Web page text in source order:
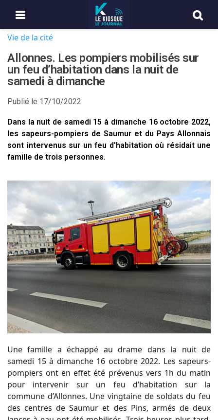
Vie de la cité
Allonnes. Les pompiers mobilisés sur
un feu d’habitation dans la nuit de
samedi à dimanche
Publié le 17/10/2022
Dans la nuit de samedi 15 à dimanche 16 octobre 2022,
les sapeurs-pompiers de Saumur et du Pays Allonnais
sont intervenus sur un feu d'habitation où résidait une
famille de trois personnes.
Une famille a échappé au drame dans la nuit de
samedi 15 à dimanche 16 octobre 2022. Les sapeurs-
pompiers ont en effet été prévenus vers 1h du matin
pour intervenir sur un feu d’habitation sur la
commune d’Allonnes. Une vingtaine de soldats du feu
des centres de Saumur et des Pins, armés de deux